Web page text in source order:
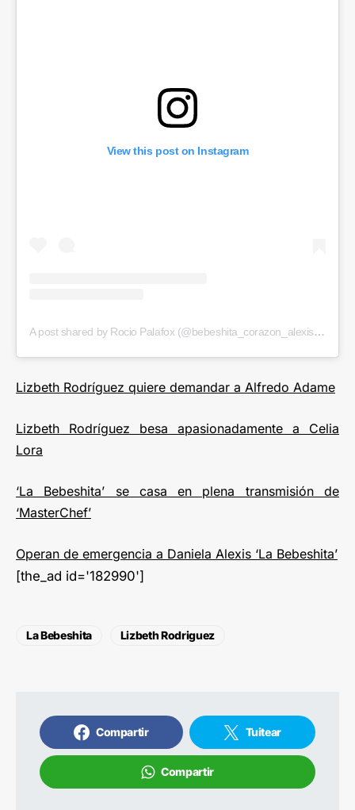
View this post on Instagram
A post shared by Rocio Palafox (@bebeshita_corazon_alexissoy)
Lizbeth Rodríguez quiere demandar a Alfredo Adame
Lizbeth Rodríguez besa apasionadamente a Celia
Lora
‘La Bebeshita’ se casa en plena transmisión de
‘MasterChef’
Operan de emergencia a Daniela Alexis ‘La Bebeshita’
[the_ad id='182990']
La Bebeshita Lizbeth Rodriguez
Compartir Tuitear
Compartir